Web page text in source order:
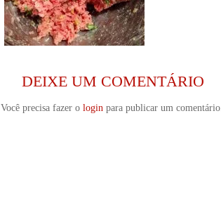
DEIXE UM COMENTÁRIO
Você precisa fazer o login para publicar um comentário.